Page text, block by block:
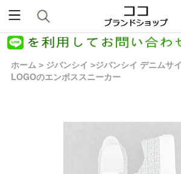
ホーム > ジバンシイ >ジバンシイ デニムサ
LOGOのエンボススニーカー